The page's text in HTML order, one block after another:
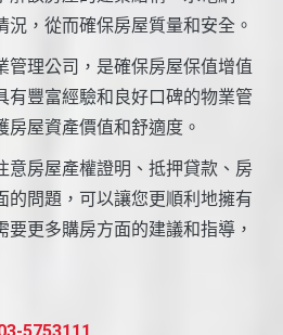
況，從而確保房屋質量和安全。
管理公司，是確保房屋保值增值
有豐富經驗和良好口碑的物業管
屋資產價值和舒適度。
意房屋產權證明、抵押貸款、房
的問題，可以讓您更順利地擁有
更多購房方面的建議和指導，